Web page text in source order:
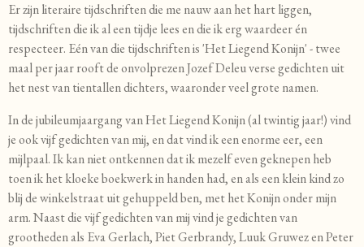
Er zijn literaire tijdschriften die me nauw aan het hart liggen,
tijdschriften die ik al een tijdje lees en die ik erg waardeer én
respecteer. Eén van die tijdschriften is 'Het Liegend Konijn' - twee
maal per jaar rooft de onvolprezen Jozef Deleu verse gedichten uit
het nest van tientallen dichters, waaronder veel grote namen.
In de jubileumjaargang van Het Liegend Konijn (al twintig jaar!) vind
je ook vijf gedichten van mij, en dat vind ik een enorme eer, een
mijlpaal. Ik kan niet ontkennen dat ik mezelf even geknepen heb
toen ik het kloeke boekwerk in handen had, en als een klein kind zo
blij de winkelstraat uit gehuppeld ben, met het Konijn onder mijn
arm. Naast die vijf gedichten van mij vind je gedichten van
grootheden als Eva Gerlach, Piet Gerbrandy, Luuk Gruwez en Peter